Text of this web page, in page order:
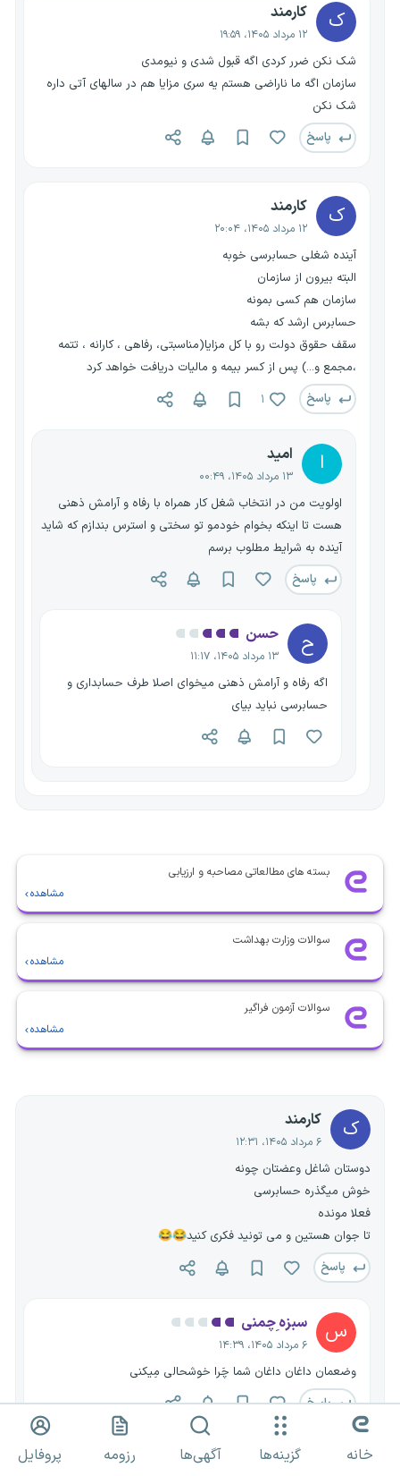
ک کارمند
۱۲ مرداد ۱۴۰۵، ۱۹:۵۹
شک نکن ضرر کردی اگه قبول شدی و نیومدی
سازمان اگه ما ناراضی هستم یه سری مزایا هم در سالهای آتی داره
شک نکن
پاسخ
ک کارمند
۱۲ مرداد ۱۴۰۵، ۲۰:۰۴
آینده شغلی حسابرسی خوبه
البته بیرون از سازمان
سازمان هم کسی بمونه
حسابرس ارشد که بشه
سقف حقوق دولت رو با کل مزایا(مناسبتی، رفاهی ، کارانه ، تتمه
،مجمع و...) پس از کسر بیمه و مالیات دریافت خواهد کرد
پاسخ
۱
ا امید
۱۳ مرداد ۱۴۰۵، ۰۰:۴۹
اولویت من در انتخاب شغل کار همراه با رفاه و آرامش ذهنی
هست تا اینکه بخوام خودمو تو سختی و استرس بندازم که شاید
آینده به شرایط مطلوب برسم
پاسخ
ح حسن
۱۳ مرداد ۱۴۰۵، ۱۱:۱۷
اگه رفاه و آرامش ذهنی میخوای اصلا طرف حسابداری و
حسابرسی نباید بیای
بسته های مطالعاتی مصاحبه و ارزیابی
مشاهده
سوالات وزارت بهداشت
مشاهده
سوالات آزمون فراگیر
مشاهده
ک کارمند
۶ مرداد ۱۴۰۵، ۱۲:۳۱
دوستان شاغل وعضتان چونه
خوش میگذره حسابرسی
فعلا مونده
تا جوان هستین و می تونید فکری کنید😂😂
پاسخ
س سبزه ِچمنی
۶ مرداد ۱۴۰۵، ۱۴:۳۹
وضعمان داغان داغان شما چَرا خوشحالی مِیکنی
پاسخ
کارمند خانه گزینه‌ها آگهی‌ها رزومه پروفایل